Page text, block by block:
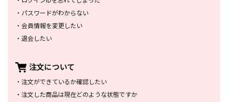
・ パスワードがわからない
・ 会員情報を変更したい
・ 退会したい
注文について
・ 注文ができているか確認したい
・ 注文した商品は現在どのような状態ですか